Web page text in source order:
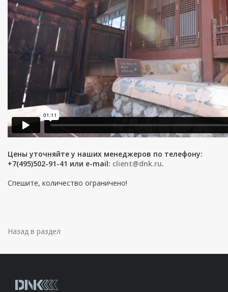
Цены уточняйте у наших менеджеров по телефону:
+7(495)502-91-41 или e-mail: client@dnk.ru.
Спешите, количество ограничено!
Назад в раздел